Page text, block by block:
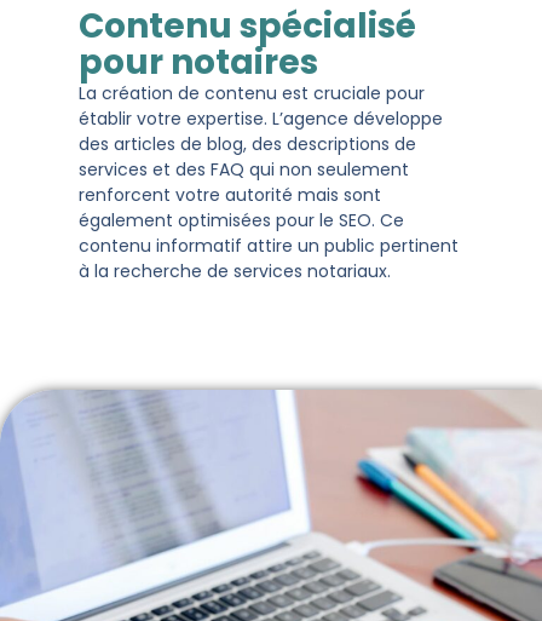
Contenu spécialisé
pour notaires
La création de contenu est cruciale pour
établir votre expertise. L’agence développe
des articles de blog, des descriptions de
services et des FAQ qui non seulement
renforcent votre autorité mais sont
également optimisées pour le SEO. Ce
contenu informatif attire un public pertinent
à la recherche de services notariaux​​.